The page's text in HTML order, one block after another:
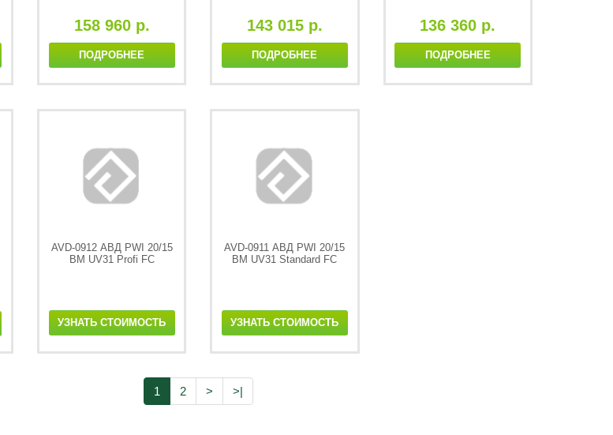
158 960 р.
ПОДРОБНЕЕ
143 015 р.
ПОДРОБНЕЕ
136 360 р.
ПОДРОБНЕЕ
AVD-0912 АВД PWI 20/15
BM UV31 Profi FC
УЗНАТЬ СТОИМОСТЬ
AVD-0911 АВД PWI 20/15
BM UV31 Standard FC
УЗНАТЬ СТОИМОСТЬ
1 2 > >|